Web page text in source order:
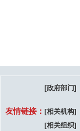
友情链接：
[政府部门]
[相关机构]
[相关组织]